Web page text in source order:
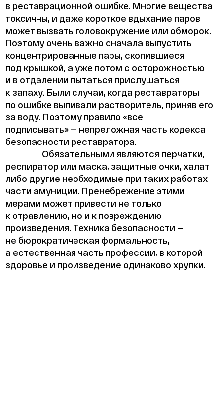
в реставрационной ошибке. Многие вещества
токсичны, и даже короткое вдыхание паров
может вызвать головокружение или обморок.
Поэтому очень важно сначала выпустить
концентрированные пары, скопившиеся
под крышкой, а уже потом с осторожностью
и в отдалении пытаться прислушаться
к запаху. Были случаи, когда реставраторы
по ошибке выпивали растворитель, приняв его
за воду. Поэтому правило «все
подписывать» — непреложная часть кодекса
безопасности реставратора.
Обязательными являются перчатки,
респиратор или маска, защитные очки, халат
либо другие необходимые при таких работах
части амуниции. Пренебрежение этими
мерами может привести не только
к отравлению, но и к повреждению
произведения. Техника безопасности —
не бюрократическая формальность,
а естественная часть профессии, в которой
здоровье и произведение одинаково хрупки.